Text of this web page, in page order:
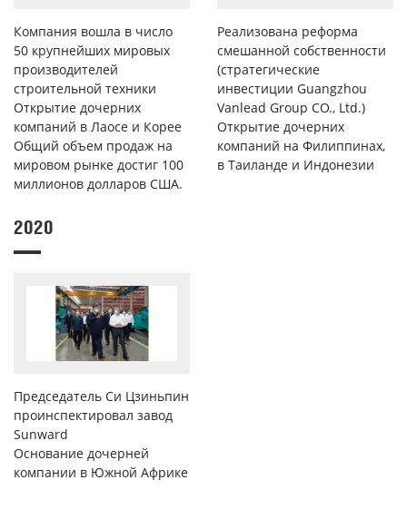
Компания вошла в число
50 крупнейших мировых
производителей
строительной техники
Открытие дочерних
компаний в Лаосе и Корее
Общий объем продаж на
мировом рынке достиг 100
миллионов долларов США.
Реализована реформа
смешанной собственности
(стратегические
инвестиции Guangzhou
Vanlead Group CO., Ltd.)
Открытие дочерних
компаний на Филиппинах,
в Таиланде и Индонезии
2020
Председатель Си Цзиньпин
проинспектировал завод
Sunward
Основание дочерней
компании в Южной Африке